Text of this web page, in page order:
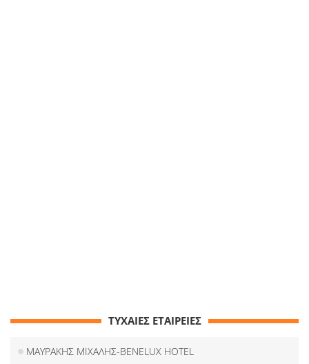
ΤΥΧΑΙΕΣ ΕΤΑΙΡΕΙΕΣ
ΜΑΥΡΑΚΗΣ ΜΙΧΑΛΗΣ-BENELUX HOTEL